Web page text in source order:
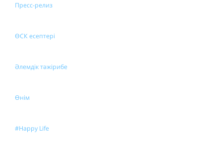
Пресс-релиз
ӨСК есептері
Әлемдік тәжірибе
Өнім
#Happy Life